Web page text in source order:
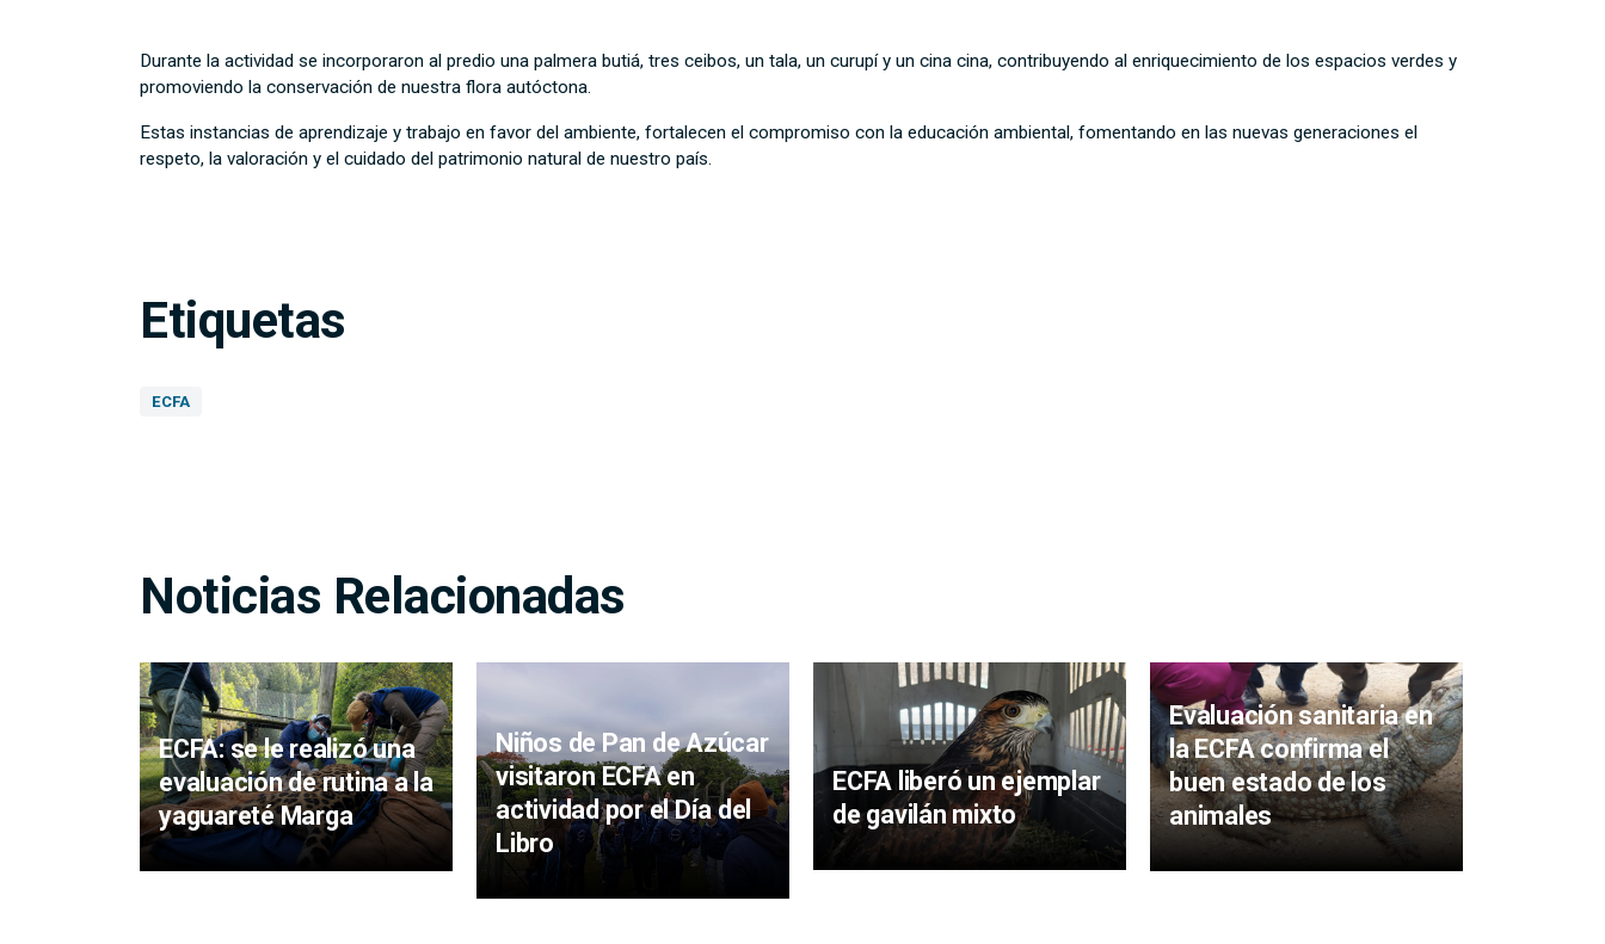
Durante la actividad se incorporaron al predio una palmera butiá, tres ceibos, un tala, un curupí y un cina cina, contribuyendo al enriquecimiento de los espacios verdes y
promoviendo la conservación de nuestra flora autóctona.
Estas instancias de aprendizaje y trabajo en favor del ambiente, fortalecen el compromiso con la educación ambiental, fomentando en las nuevas generaciones el
respeto, la valoración y el cuidado del patrimonio natural de nuestro país.
Etiquetas
ECFA
Noticias Relacionadas
ECFA: se le realizó una
evaluación de rutina a la
yaguareté Marga
Niños de Pan de Azúcar
visitaron ECFA en
actividad por el Día del
Libro
ECFA liberó un ejemplar
de gavilán mixto
Evaluación sanitaria en
la ECFA confirma el
buen estado de los
animales